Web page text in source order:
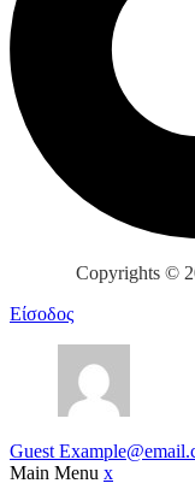
Copyrights ©
Είσοδος
Guest
Main Menu x